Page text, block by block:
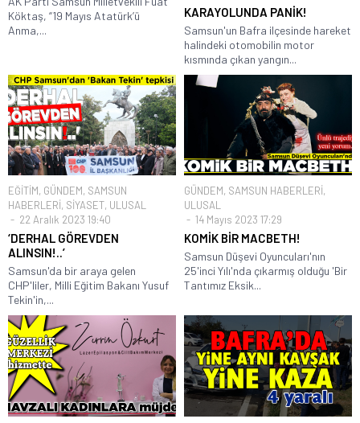
Köktaş, “19 Mayıs Atatürk’ü
Anma,...
KARAYOLUNDA PANİK!
Samsun'un Bafra ilçesinde hareket
halindeki otomobilin motor
kısmında çıkan yangın...
EĞİTİM, GÜNDEM, SAMSUN
HABERLERİ, SİYASET, ULUSAL
22 Aralık 2023 19:40
‘DERHAL GÖREVDEN
ALINSIN!..’
Samsun'da bir araya gelen
CHP'liler, Milli Eğitim Bakanı Yusuf
Tekin'in,...
GÜNDEM, SAMSUN HABERLERİ,
ULUSAL
14 Mayıs 2023 17:29
KOMİK BİR MACBETH!
Samsun Düşevi Oyuncuları'nın
25'inci Yılı'nda çıkarmış olduğu 'Bir
Tantımız Eksik...